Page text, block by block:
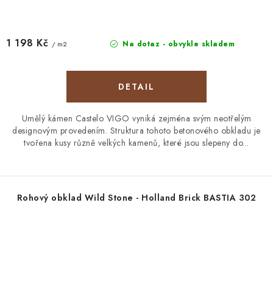
Na dotaz - obvykle skladem
1 198 Kč / m2
Umělý kámen Castelo VIGO vyniká zejména svým neotřelým
designovým provedením. Struktura tohoto betonového obkladu je
tvořena kusy různě velkých kamenů, které jsou slepeny do...
Rohový obklad Wild Stone - Holland Brick BASTIA 302